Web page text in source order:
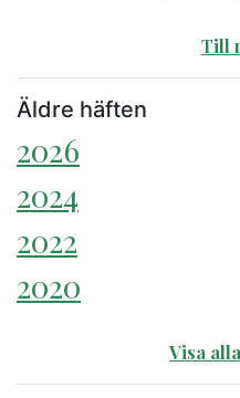
Till
Äldre häften
2026
2024
2022
2020
Visa